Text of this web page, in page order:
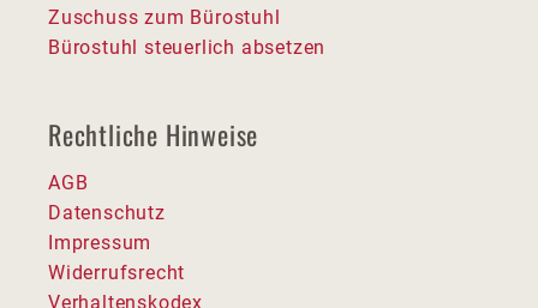
Zuschuss zum Bürostuhl
Bürostuhl steuerlich absetzen
Rechtliche Hinweise
AGB
Datenschutz
Impressum
Widerrufsrecht
Verhaltenskodex